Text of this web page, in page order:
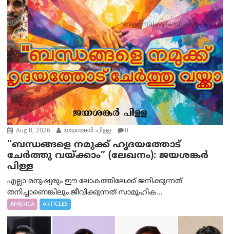
Aug 8, 2026 ജയശങ്കര്‍ പിള്ള 0
“ബന്ധങ്ങളെ നമുക്ക് ഹൃദയത്തോട്
ചേർത്തു വയ്ക്കാം” (ലേഖനം): ജയശങ്കര്‍
പിള്ള
എല്ലാ മനുഷ്യരും ഈ ലോകത്തിലേക്ക് ജനിക്കുന്നത്
തനിച്ചാണെങ്കിലും ജീവിക്കുന്നത് സാമൂഹിക...
AMERICA ARTICLES